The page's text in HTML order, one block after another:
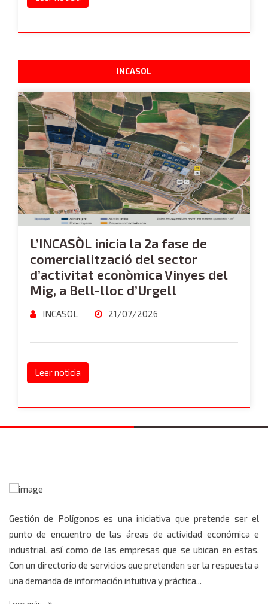
INCASOL
L’INCASÒL inicia la 2a fase de
comercialització del sector
d’activitat econòmica Vinyes del
Mig, a Bell-lloc d’Urgell
INCASOL 21/07/2026
Leer noticia
Gestión de Polígonos es una iniciativa que pretende ser el
punto de encuentro de las áreas de actividad económica e
industrial, así como de las empresas que se ubican en estas.
Con un directorio de servicios que pretenden ser la respuesta a
una demanda de información intuitiva y práctica...